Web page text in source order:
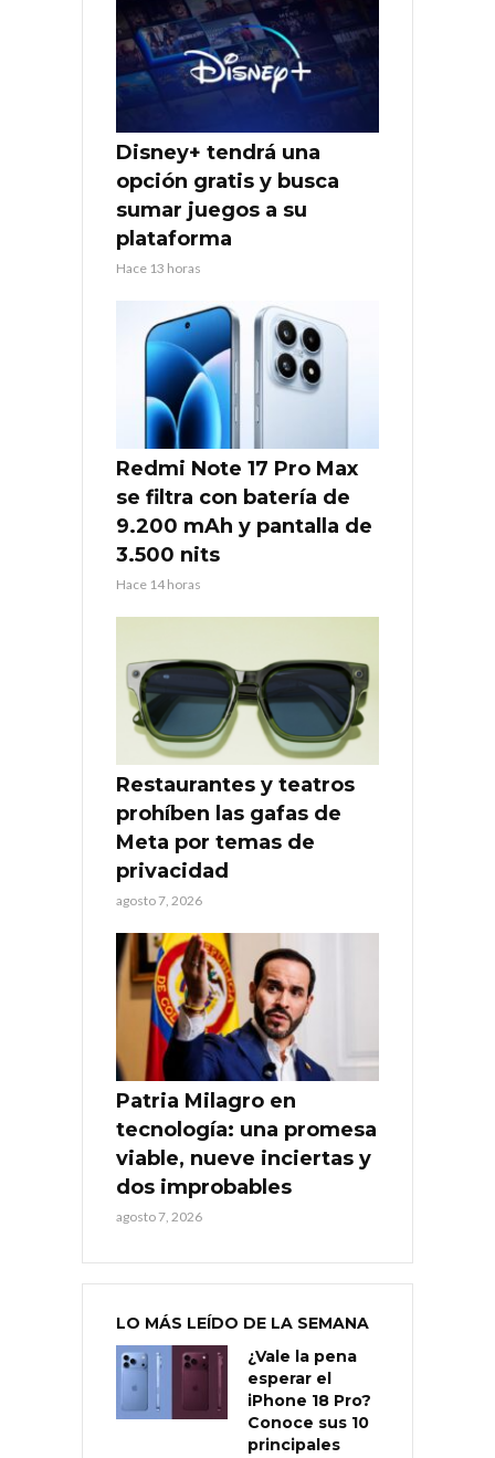
Disney+ tendrá una
opción gratis y busca
sumar juegos a su
plataforma
Hace 13 horas
Redmi Note 17 Pro Max
se filtra con batería de
9.200 mAh y pantalla de
3.500 nits
Hace 14 horas
Restaurantes y teatros
prohíben las gafas de
Meta por temas de
privacidad
agosto 7, 2026
Patria Milagro en
tecnología: una promesa
viable, nueve inciertas y
dos improbables
agosto 7, 2026
LO MÁS LEÍDO DE LA SEMANA
¿Vale la pena
esperar el
iPhone 18 Pro?
Conoce sus 10
principales